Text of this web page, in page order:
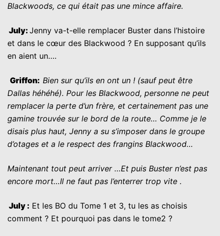
Blackwoods, ce qui était pas une mince affaire.
July: Jenny va-t-elle remplacer Buster dans l’histoire
et dans le cœur des Blackwood ? En supposant qu’ils
en aient un….
Griffon: Bien sur qu’ils en ont un ! (sauf peut être
Dallas héhéhé). Pour les Blackwood, personne ne peut
remplacer la perte d’un frère, et certainement pas une
gamine trouvée sur le bord de la route… Comme je le
disais plus haut, Jenny a su s’imposer dans le groupe
d’otages et a le respect des frangins Blackwood…
Maintenant tout peut arriver …Et puis Buster n’est pas
encore mort…Il ne faut pas l’enterrer trop vite .
July : Et les BO du Tome 1 et 3, tu les as choisis
comment ? Et pourquoi pas dans le tome2 ?